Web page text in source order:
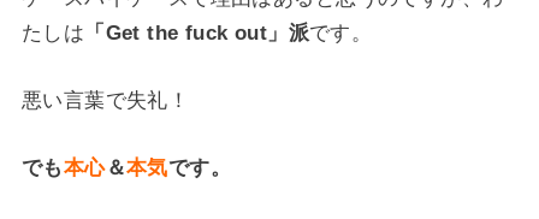
たしは 「Get the fuck out」派です。
悪い言葉で失礼！
でも本心＆本気です。